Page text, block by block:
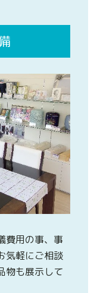
費用の事、事
気軽にご相談
物も展示して